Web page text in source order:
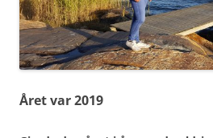
Året var 2019